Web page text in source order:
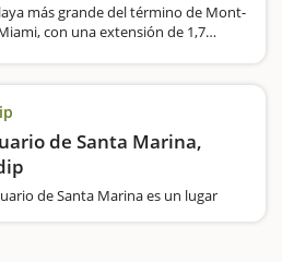
más grande del término de Mont-
con una extensión de 1,7
con niños es la zona de juegos
de Santa Marina,
de Santa Marina es un lugar